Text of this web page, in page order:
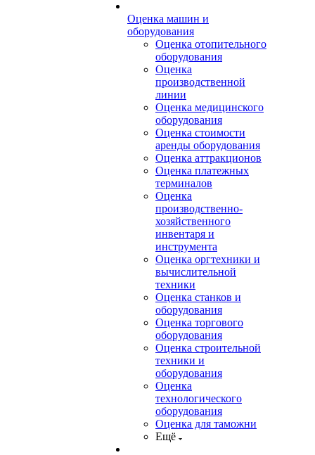
Оценка машин и
оборудования
Оценка отопительного
оборудования
Оценка
производственной
линии
Оценка медицинского
оборудования
Оценка стоимости
аренды оборудования
Оценка аттракционов
Оценка платежных
терминалов
Оценка
производственно-
хозяйственного
инвентаря и
инструмента
Оценка оргтехники и
вычислительной
техники
Оценка станков и
оборудования
Оценка торгового
оборудования
Оценка строительной
техники и
оборудования
Оценка
технологического
оборудования
Оценка для таможни
Ещё